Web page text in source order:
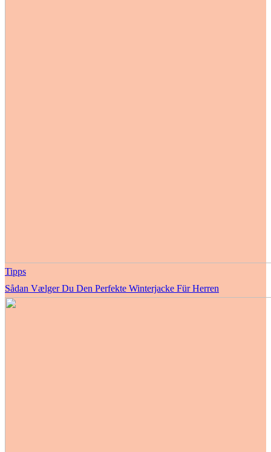
Tipps
Sådan Vælger Du Den Perfekte Winterjacke Für Herren